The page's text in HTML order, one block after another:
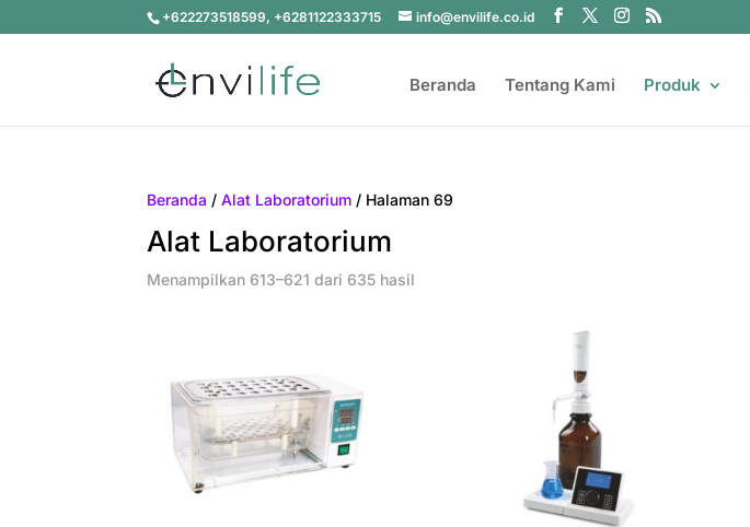
+622273518599, +6281122333715 info@envilife.co.id
Beranda Tentang Kami Produk
Beranda /Alat Laboratorium / Halaman 69
Alat Laboratorium
Menampilkan 613–621 dari 635 hasil